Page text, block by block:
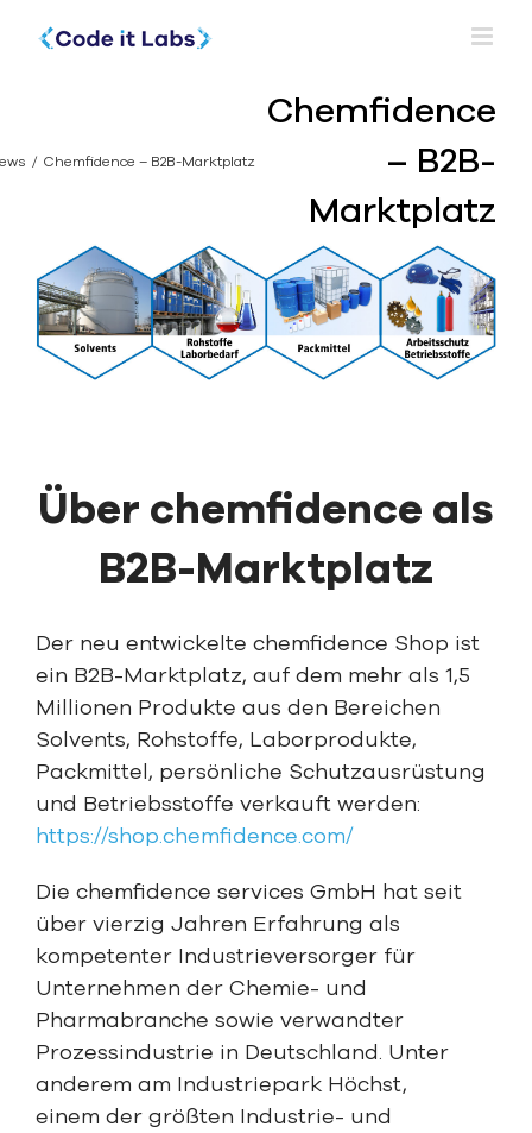
Chemfidence
– B2B-
Marktplatz
Chemfidence – B2B-Marktplatz
Über chemfidence als
B2B-Marktplatz
Der neu entwickelte chemfidence Shop ist
ein B2B-Marktplatz, auf dem mehr als 1,5
Millionen Produkte aus den Bereichen
Solvents, Rohstoffe, Laborprodukte,
Packmittel, persönliche Schutzausrüstung
und Betriebsstoffe verkauft werden:
https://shop.chemfidence.com/
Die chemfidence services GmbH hat seit
über vierzig Jahren Erfahrung als
kompetenter Industrieversorger für
Unternehmen der Chemie- und
Pharmabranche sowie verwandter
Prozessindustrie in Deutschland. Unter
anderem am Industriepark Höchst,
einem der größten Industrie- und